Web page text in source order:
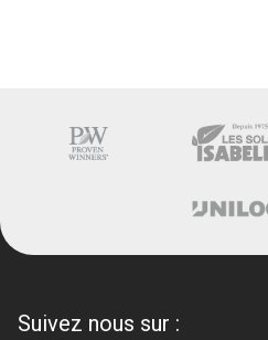
Suivez nous sur :